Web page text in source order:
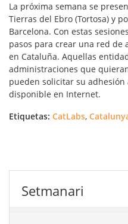
La próxima semana se
Tierras del Ebro (Tortosa) y
Barcelona. Con estas
pasos para crear una red de
en Cataluña. Aquellas
administraciones que
pueden solicitar su adhesión
disponible en Internet.
Etiquetas: CatLabs,
Setmanari